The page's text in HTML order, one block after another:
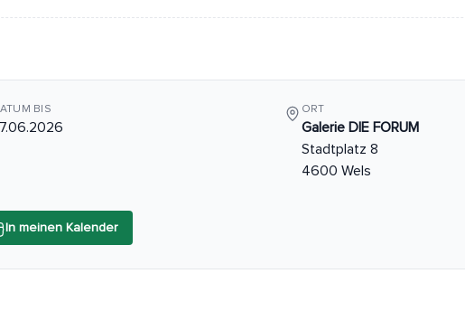
BIS ORT
Galerie DIE FORUM
Stadtplatz 8
4600 Wels
In meinen Kalender